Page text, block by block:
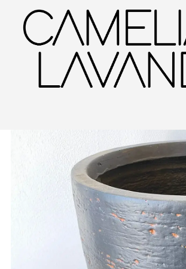
Inicio Deco garden Maceteros Macetero